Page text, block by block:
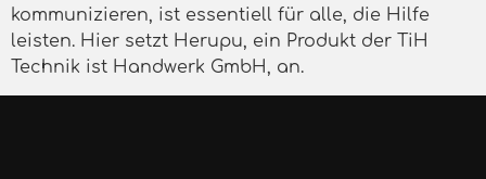
kommunizieren, ist essentiell für alle, die Hilfe
leisten. Hier setzt Herupu, ein Produkt der TiH
Technik ist Handwerk GmbH, an.